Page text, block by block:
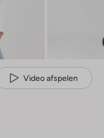
Video afspelen